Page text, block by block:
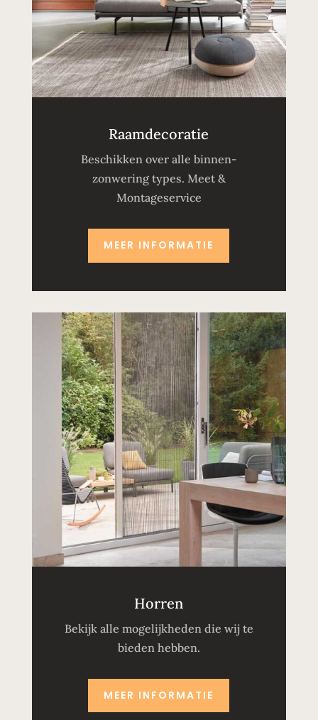
Raamdecoratie
Beschikken over alle binnen-
zonwering types. Meet &
Montageservice
MEER INFORMATIE
Horren
Bekijk alle mogelijkheden die wij te
bieden hebben.
MEER INFORMATIE